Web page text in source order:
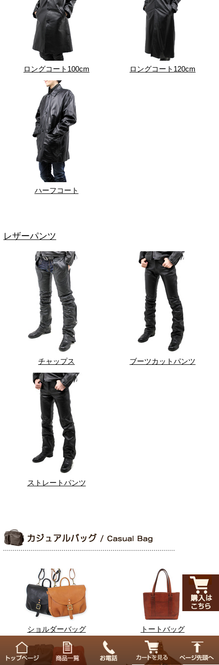
ロングコート100cm ロングコート120cm
ハーフコート
レザーパンツ
チャップス ブーツカットパンツ
ストレートパンツ
ショルダーバッグ トートバッグ